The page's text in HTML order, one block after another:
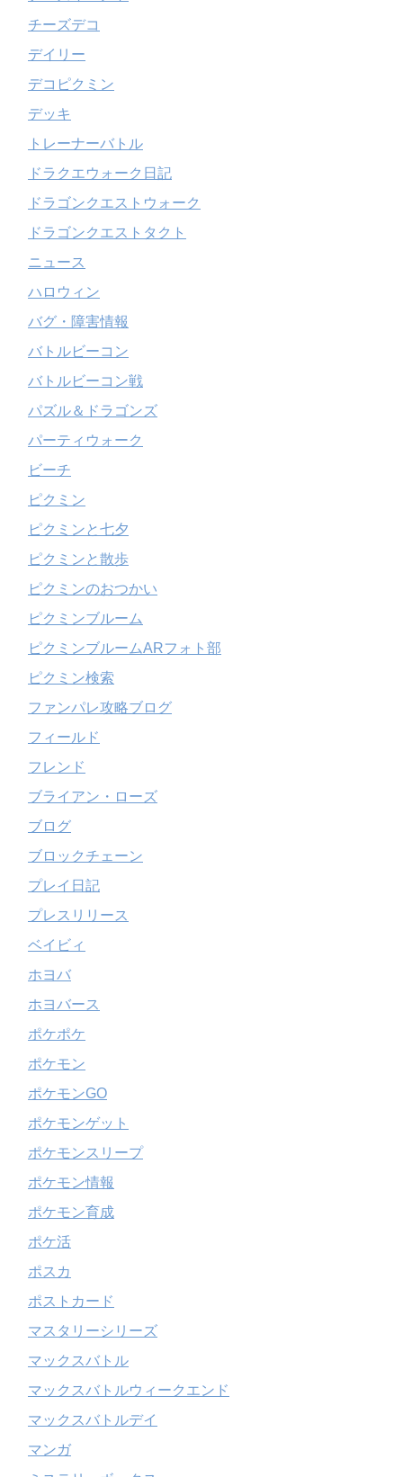
チーズデコ
デイリー
デコピクミン
デッキ
トレーナーバトル
ドラクエウォーク日記
ドラゴンクエストウォーク
ドラゴンクエストタクト
ニュース
ハロウィン
バグ・障害情報
バトルビーコン
バトルビーコン戦
パズル＆ドラゴンズ
パーティウォーク
ビーチ
ピクミン
ピクミンと七夕
ピクミンと散歩
ピクミンのおつかい
ピクミンブルーム
ピクミンブルームARフォト部
ピクミン検索
ファンパレ攻略ブログ
フィールド
フレンド
ブライアン・ローズ
ブログ
ブロックチェーン
プレイ日記
プレスリリース
ベイビィ
ホヨバ
ホヨバース
ポケポケ
ポケモン
ポケモンGO
ポケモンゲット
ポケモンスリープ
ポケモン情報
ポケモン育成
ポケ活
ポスカ
ポストカード
マスタリーシリーズ
マックスバトル
マックスバトルウィークエンド
マックスバトルデイ
マンガ